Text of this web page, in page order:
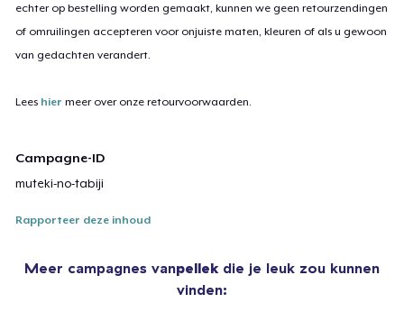
echter op bestelling worden gemaakt, kunnen we geen retourzendingen
of omruilingen accepteren voor onjuiste maten, kleuren of als u gewoon
van gedachten verandert.
Lees hier meer over onze retourvoorwaarden.
Campagne-ID
muteki-no-tabiji
Rapporteer deze inhoud
Meer campagnes vanpellek die je leuk zou kunnen
vinden: